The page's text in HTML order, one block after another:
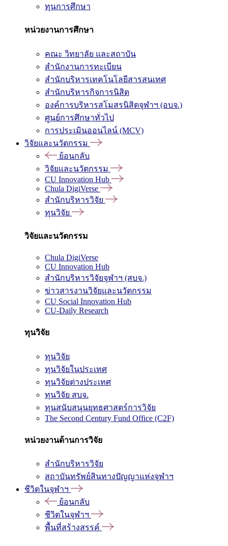
ทุนการศึกษา
หน่วยงานการศึกษา
คณะ วิทยาลัย และสถาบัน
สำนักงานการทะเบียน
สำนักบริหารเทคโนโลยีสารสนเทศ
สำนักบริหารกิจการนิสิต
องค์การบริหารสโมสรนิสิตจุฬาฯ (อบจ.)
ศูนย์การศึกษาทั่วไป
การประเมินออนไลน์ (MCV)
วิจัยและนวัตกรรม
ย้อนกลับ
วิจัยและนวัตกรรม
CU Innovation Hub
Chula DigiVerse
สำนักบริหารวิจัย
ทุนวิจัย
วิจัยและนวัตกรรม
Chula DigiVerse
CU Innovation Hub
สำนักบริหารวิจัยจุฬาฯ (สบจ.)
ข่าวสารงานวิจัยและนวัตกรรม
CU Social Innovation Hub
CU-Daily Research
ทุนวิจัย
ทุนวิจัย
ทุนวิจัยในประเทศ
ทุนวิจัยต่างประเทศ
ทุนวิจัย สบจ.
ทุนสนับสนุนยุทธศาสตร์การวิจัย
The Second Century Fund Office (C2F)
หน่วยงานด้านการวิจัย
สำนักบริหารวิจัย
สถาบันทรัพย์สินทางปัญญาแห่งจุฬาฯ
ชีวิตในจุฬาฯ
ย้อนกลับ
ชีวิตในจุฬาฯ
พื้นที่สร้างสรรค์